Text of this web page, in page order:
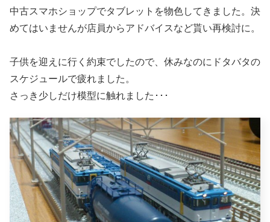
中古スマホショップでタブレットを物色してきました。決
めてはいませんが店員からアドバイスなど貰い再検討に。
子供を迎えに行く約束でしたので、休みなのにドタバタの
スケジュールで疲れました。
さっき少しだけ模型に触れました･･･